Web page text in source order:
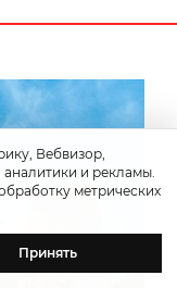
Вебвизор,
и рекламы.
метрических
Принять